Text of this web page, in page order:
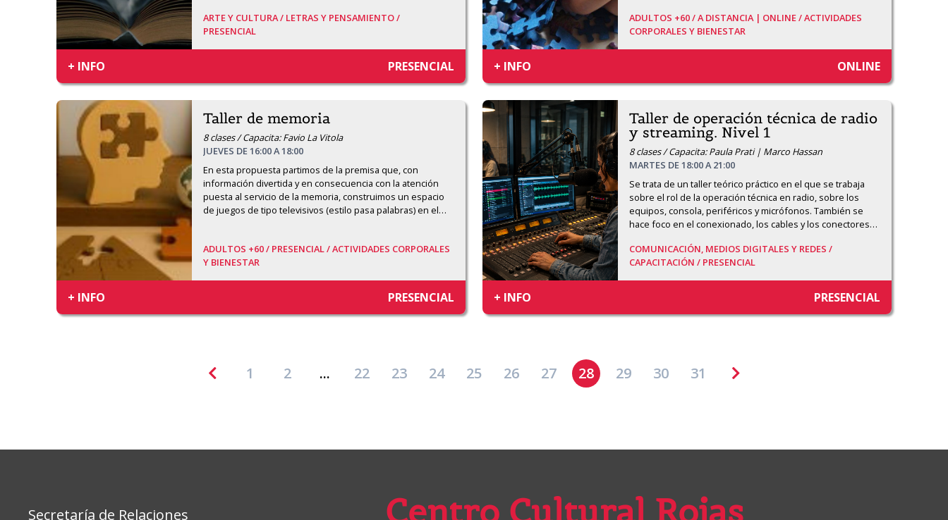
ARTE Y CULTURA / LETRAS Y PENSAMIENTO /
PRESENCIAL
+ INFO PRESENCIAL
ADULTOS +60 /A DISTANCIA | ONLINE /ACTIVIDADES
CORPORALES Y BIENESTAR
+ INFO ONLINE
Taller de memoria
8 clases / Capacita: Favio La Vitola
JUEVES DE 16:00 A 18:00
En esta propuesta partimos de la premisa que, con
información divertida y en consecuencia con la atención
puesta al servicio de la memoria, construimos un espacio
de juegos de tipo televisivos (estilo pasa palabras) en el…
ADULTOS +60 / PRESENCIAL /ACTIVIDADES CORPORALES
Y BIENESTAR
+ INFO PRESENCIAL
Taller de operación técnica de radio
y streaming. Nivel 1
8 clases / Capacita: Paula Prati | Marco Hassan
MARTES DE 18:00 A 21:00
Se trata de un taller teórico práctico en el que se trabaja
sobre el rol de la operación técnica en radio, sobre los
equipos, consola, periféricos y micrófonos. También se
hace foco en el conexionado, los cables y los conectores…
COMUNICACIÓN, MEDIOS DIGITALES Y REDES /
CAPACITACIÓN / PRESENCIAL
+ INFO PRESENCIAL
1 2 ... 22 23 24 25 26 27 28 29 30 31
Secretaría de Relaciones Centro Cultural Rojas